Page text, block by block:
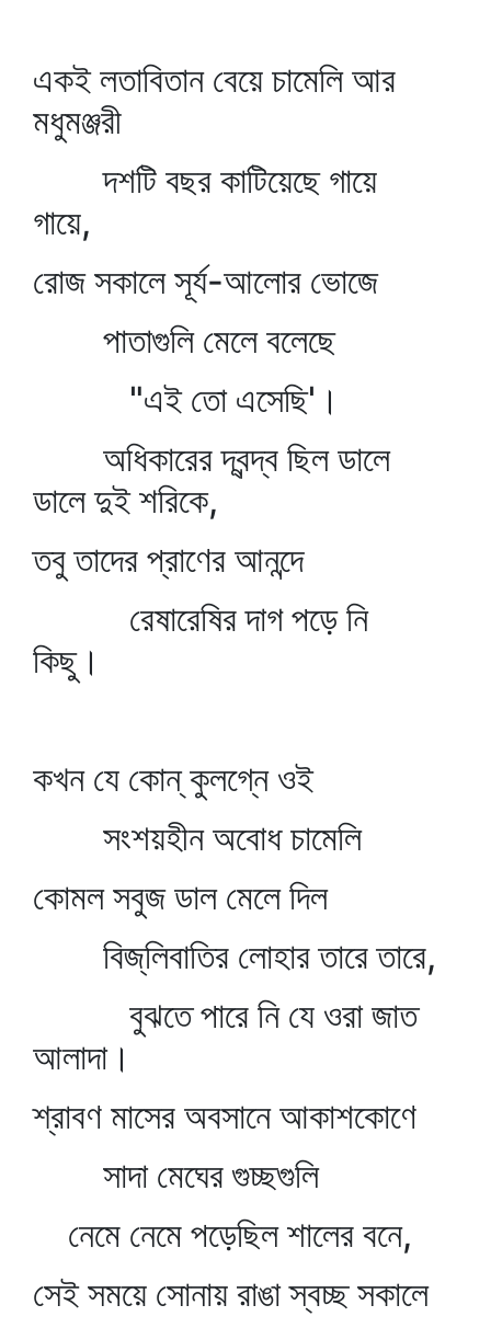
একই লতাবিতান বেয়ে চামেলি আর
মধুমঞ্জরী
দশটি বছর কাটিয়েছে গায়ে
গায়ে,
রোজ সকালে সূর্য-আলোর ভোজে
পাতাগুলি মেলে বলেছে
"এই তো এসেছি'।
অধিকারের দ্বন্দ্ব ছিল ডালে
ডালে দুই শরিকে,
তবু তাদের প্রাণের আনন্দে
রেষারেষির দাগ পড়ে নি
কিছু।
কখন যে কোন্‌ কুলগ্নে ওই
সংশয়হীন অবোধ চামেলি
কোমল সবুজ ডাল মেলে দিল
বিজ্‌লিবাতির লোহার তারে তারে,
বুঝতে পারে নি যে ওরা জাত
আলাদা।
শ্রাবণ মাসের অবসানে আকাশকোণে
সাদা মেঘের গুচ্ছগুলি
নেমে নেমে পড়েছিল শালের বনে,
সেই সময়ে সোনায় রাঙা স্বচ্ছ সকালে